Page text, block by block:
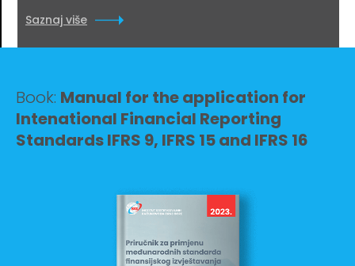
Saznaj više
Book: Manual for the application for
Intenational Financial Reporting
Standards IFRS 9, IFRS 15 and IFRS 16